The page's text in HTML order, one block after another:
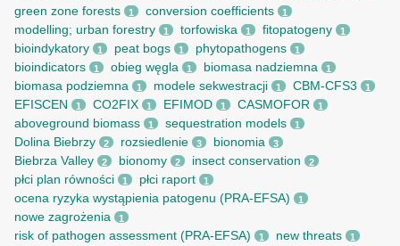
green zone forests 1 conversion coefficients 1
modelling; urban forestry 1 torfowiska 1 fitopatogeny 1
bioindykatory 1 peat bogs 1 phytopathogens 1
bioindicators 1 obieg węgla 1 biomasa nadziemna 1
biomasa podziemna 1 modele sekwestracji 1 CBM-CFS3 1
EFISCEN 1 CO2FIX 1 EFIMOD 1 CASMOFOR 1
aboveground biomass 1 sequestration models 1
Dolina Biebrzy 2 rozsiedlenie 3 bionomia 3
Biebrza Valley 2 bionomy 2 insect conservation 2
płci plan równości 1 płci raport 1
ocena ryzyka wystąpienia patogenu (PRA-EFSA) 1
nowe zagrożenia 1
risk of pathogen assessment (PRA-EFSA) 1 new threats 1